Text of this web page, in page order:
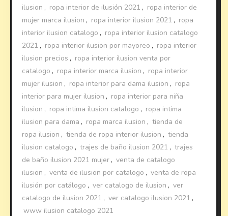
ilusion , ropa interior de ilusión 2021 , ropa interior de
mujer marca ilusion , ropa interior ilusion 2021 , ropa
interior ilusion catalogo , ropa interior ilusion catalogo
2021 , ropa interior ilusion por mayoreo , ropa interior
ilusion precios , ropa interior ilusion venta por
catalogo , ropa interior marca ilusion , ropa interior
mujer ilusion , ropa interior para dama ilusion , ropa
interior para mujer ilusion , ropa interior para niña
ilusion , ropa intima ilusion catalogo , ropa intima
ilusion para dama , ropa marca ilusion , tienda de
ropa ilusion , tienda de ropa interior ilusion , tienda
ilusion catalogo , trajes de baño ilusion 2021 , trajes
de baño ilusion 2021 mujer , venta de catalogo
ilusion , venta de ilusion por catalogo , venta de ropa
ilusión por catálogo , ver catalogo de ilusion , ver
catalogo de ilusion 2021 , ver catalogo ilusion 2021 ,
www ilusion catalogo 2021